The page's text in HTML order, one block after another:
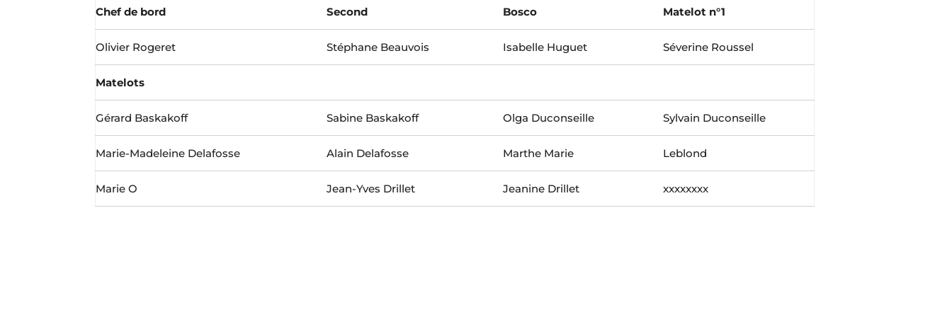
Chef de bord Second Bosco Matelot n°1
Olivier Rogeret Stéphane Beauvois Isabelle Huguet Séverine Roussel
Matelots
Gérard Baskakoff Sabine Baskakoff Olga Duconseille Sylvain Duconseille
Marie-Madeleine Delafosse Alain Delafosse Marthe Marie Leblond
Marie O Jean-Yves Drillet Jeanine Drillet xxxxxxxx